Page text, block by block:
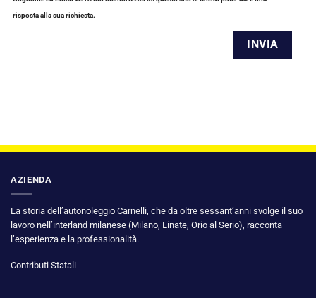
risposta alla sua richiesta.
AZIENDA
La storia dell’autonoleggio Carnelli, che da oltre sessant’anni svolge il suo
lavoro nell’interland milanese (Milano, Linate, Orio al Serio), racconta
l’esperienza e la professionalità.
Contributi Statali